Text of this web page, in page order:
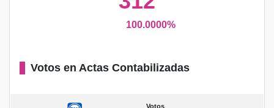
100.0000%
Votos en Actas Contabilizadas
Votos